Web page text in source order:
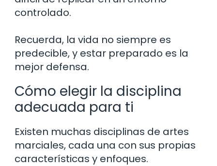
controlado.
Recuerda, la vida no siempre es
predecible, y estar preparado es la
mejor defensa.
Cómo elegir la disciplina
adecuada para ti
Existen muchas disciplinas de artes
marciales, cada una con sus propias
características y enfoques.